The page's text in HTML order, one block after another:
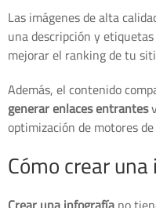
Las imágenes de alta
una descripción y etiquetas
mejorar el ranking de tu
Además, el contenido
generar enlaces entrantes
optimización de motores
Cómo crear